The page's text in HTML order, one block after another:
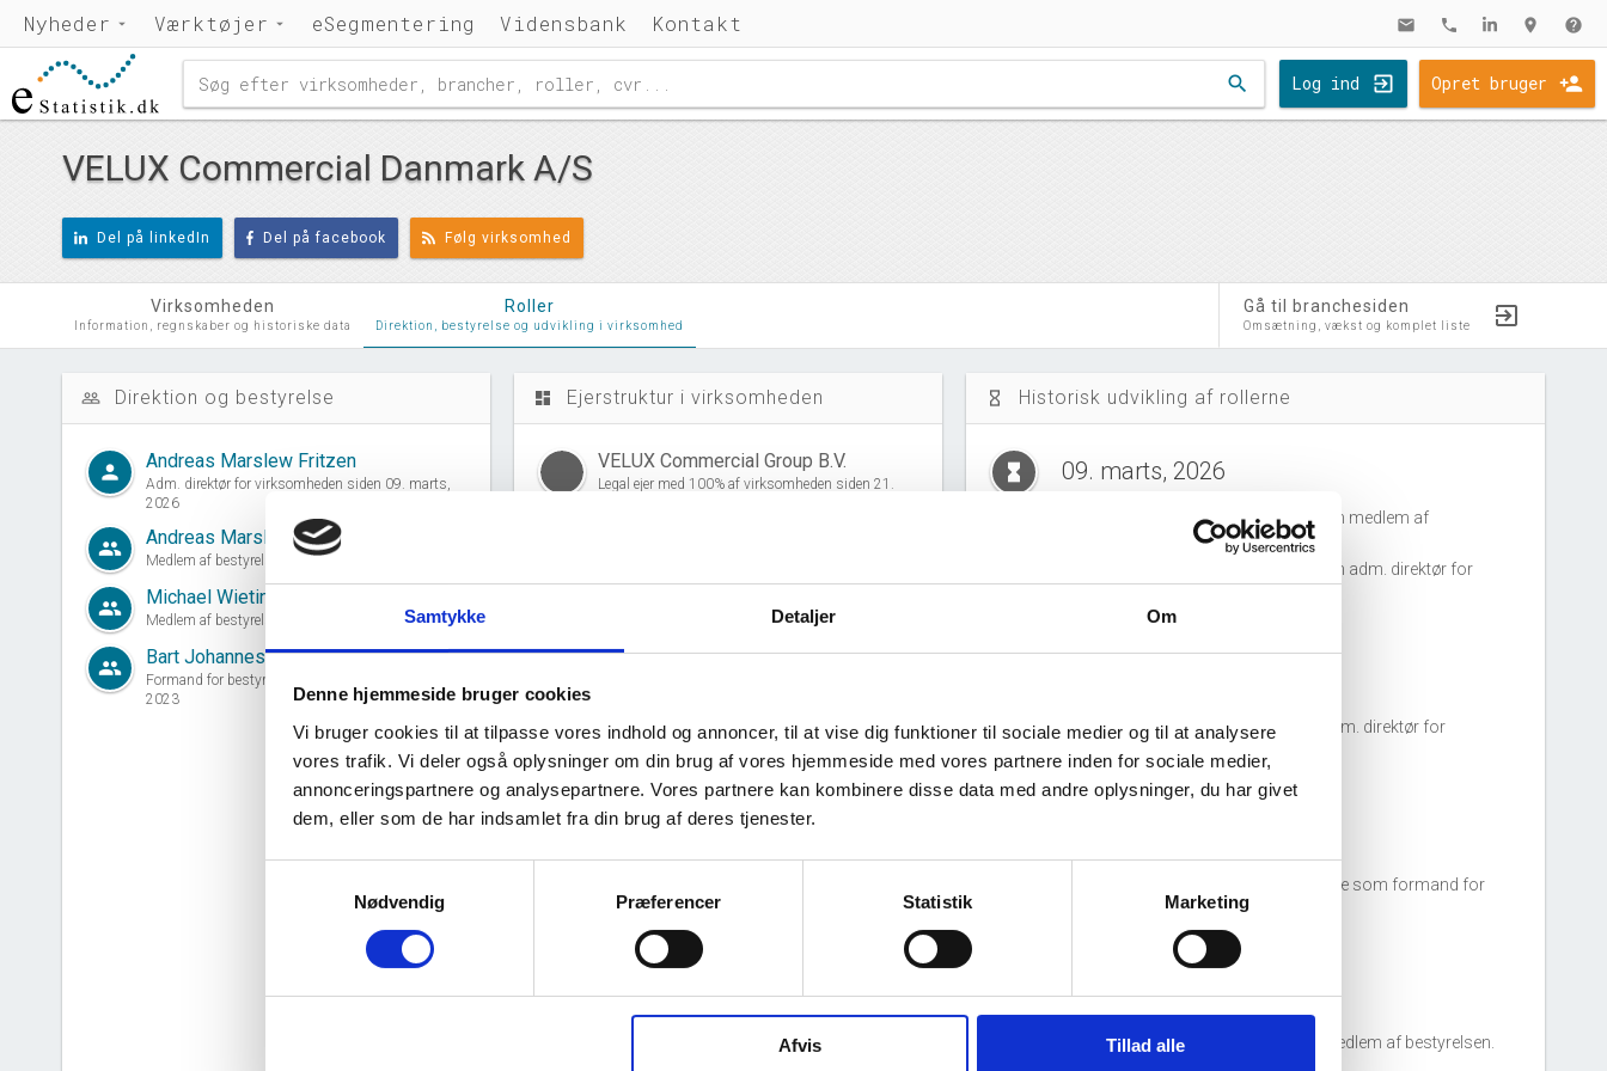
Samtykke Detaljer Om
Denne hjemmeside bruger cookies
Vi bruger cookies til at tilpasse vores indhold og annoncer, til at vise dig funktioner til sociale medier og til at analysere
vores trafik. Vi deler også oplysninger om din brug af vores hjemmeside med vores partnere inden for sociale medier,
annonceringspartnere og analysepartnere. Vores partnere kan kombinere disse data med andre oplysninger, du har givet
dem, eller som de har indsamlet fra din brug af deres tjenester.
Nødvendig
Præferencer Statistik Marketing
Afvis Tillad alle
Nyheder Værktøjer eSegmentering Vidensbank Kontakt mail phone location_on help
search Log ind Opret bruger
VELUX Commercial Danmark A/S
Del på linkedIn Del på facebook Følg virksomhed
Virksomheden
Information, regnskaber og historiske data
Roller
Direktion, bestyrelse og udvikling i virksomhed
Gå til branchesiden
Omsætning, vækst og komplet liste
people_outline Direktion og bestyrelse
person Andreas Marslew Fritzen
Adm. direktør for virksomheden siden 09. marts,
2026
group Andreas Marslew Fritzen
Medlem af bestyrelsen siden 09. marts, 2026
group Michael Wieting
Medlem af bestyrelsen siden 21. maj, 2014
group Bart Johannes Gosse Goetzee
Formand for bestyrelsen siden 18. september,
2023
dashboard Ejerstruktur i virksomheden
VELUX Commercial Group B.V.
Legal ejer med 100% af virksomheden siden 21.
har ingen datterselskaber.
hourglass_empty Historisk udvikling af rollerne
hourglass_full 09. marts, 2026
Andreas Marslew Fritzen tiltrådte som medlem af
tiltrådte som adm. direktør for
Thomas Juul Jensentiltrådte som adm. direktør for
Bart Johannes Gosse Goetzee tiltrådte som formand for
hourglass_full 15. maj, 2023
Thomas Juul Jensen tiltrådte som medlem af bestyrelsen.